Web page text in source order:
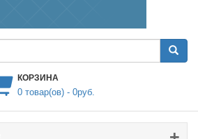
КОРЗИНА
0товар(ов) - 0руб.